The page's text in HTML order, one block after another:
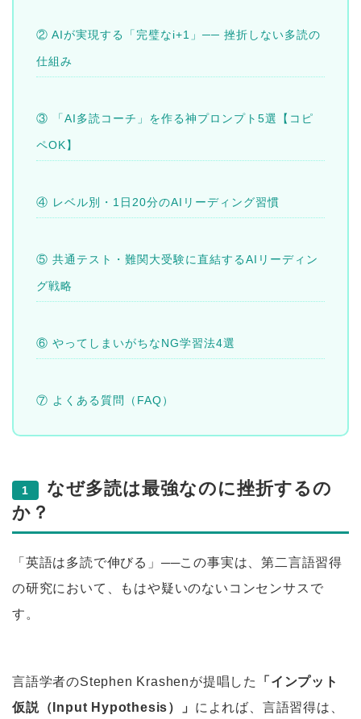
② AIが実現する「完璧なi+1」── 挫折しない多読の
仕組み
③ 「AI多読コーチ」を作る神プロンプト5選【コピ
ペOK】
④ レベル別・1日20分のAIリーディング習慣
⑤ 共通テスト・難関大受験に直結するAIリーディン
グ戦略
⑥ やってしまいがちなNG学習法4選
⑦ よくある質問（FAQ）
1
なぜ多読は最強なのに挫折するの
か？
「英語は多読で伸びる」──この事実は、第二言語習得
の研究において、もはや疑いのないコンセンサスで
す。
言語学者のStephen Krashenが提唱した
「インプット
仮説（Input Hypothesis）」 によれば、言語習得は、